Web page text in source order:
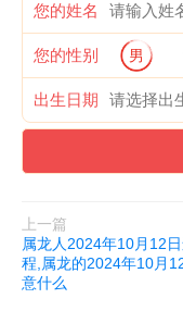
对于属龙人而言,财富
出努力和积极进取。只
能获得更多的回报和财
属龙人2024年10月13
会带来良好的心情和积
然而,虽然身体健康,但
您的姓名
您的性别 男
出生日期
上一篇
属龙人2024年10月12
程,属龙的2024年10月
意什么